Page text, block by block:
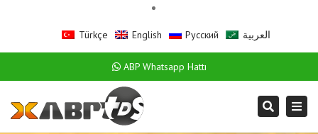
Türkçe English Русский العربية
ABP Whatsapp Hattı
Search